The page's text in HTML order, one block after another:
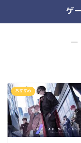
ゲ
―
おすすめ